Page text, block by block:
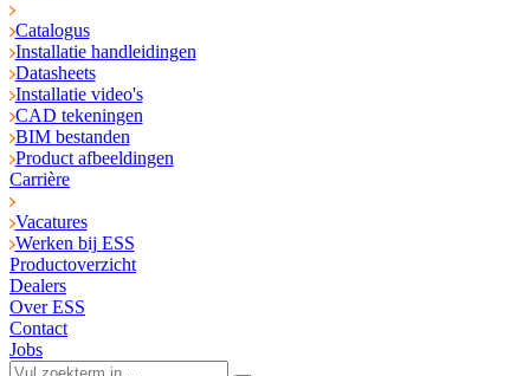
Catalogus
Installatie handleidingen
Datasheets
Installatie video's
CAD tekeningen
BIM bestanden
Product afbeeldingen
Carrière
Vacatures
Werken bij ESS
Productoverzicht
Dealers
Over ESS
Contact
Jobs